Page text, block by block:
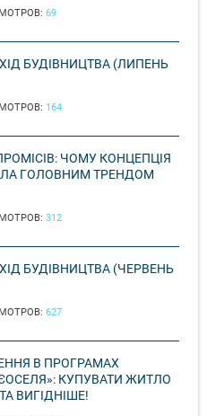
69
БУДІВНИЦТВА (ЛИПЕНЬ
164
ЧОМУ КОНЦЕПЦІЯ
ГОЛОВНИМ ТРЕНДОМ
312
БУДІВНИЦТВА (ЧЕРВЕНЬ
627
В ПРОГРАМАХ
КУПУВАТИ ЖИТЛО
ВИГІДНІШЕ!